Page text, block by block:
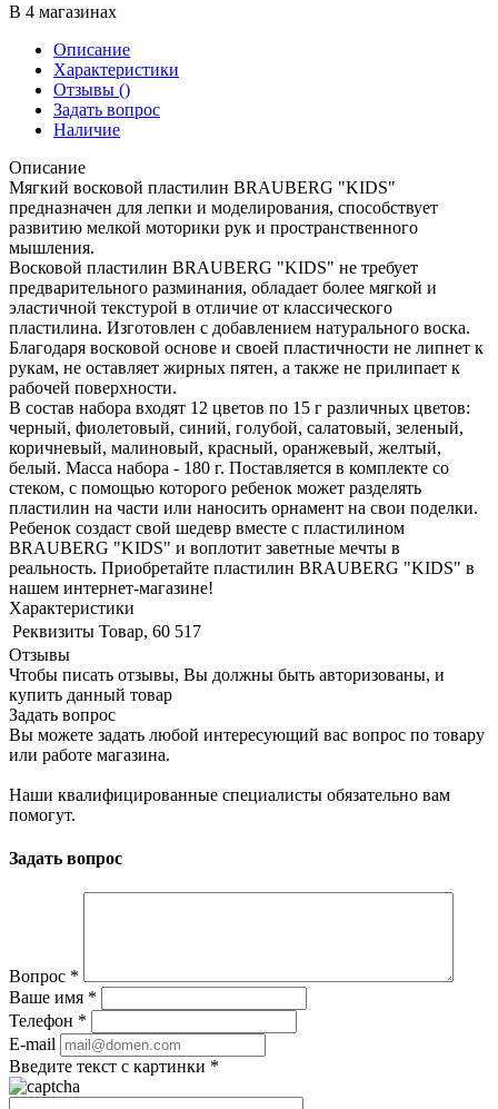
В 4 магазинах
Описание
Характеристики
Отзывы ()
Задать вопрос
Наличие
Описание
Мягкий восковой пластилин BRAUBERG "KIDS"
предназначен для лепки и моделирования, способствует
развитию мелкой моторики рук и пространственного
мышления.
Восковой пластилин BRAUBERG "KIDS" не требует
предварительного разминания, обладает более мягкой и
эластичной текстурой в отличие от классического
пластилина. Изготовлен с добавлением натурального воска.
Благодаря восковой основе и своей пластичности не липнет к
рукам, не оставляет жирных пятен, а также не прилипает к
рабочей поверхности.
В состав набора входят 12 цветов по 15 г различных цветов:
черный, фиолетовый, синий, голубой, салатовый, зеленый,
коричневый, малиновый, красный, оранжевый, желтый,
белый. Масса набора - 180 г. Поставляется в комплекте со
стеком, с помощью которого ребенок может разделять
пластилин на части или наносить орнамент на свои поделки.
Ребенок создаст свой шедевр вместе с пластилином
BRAUBERG "KIDS" и воплотит заветные мечты в
реальность. Приобретайте пластилин BRAUBERG "KIDS" в
нашем интернет-магазине!
Характеристики
Реквизиты Товар, 60 517
Отзывы
Чтобы писать отзывы, Вы должны быть авторизованы, и
купить данный товар
Задать вопрос
Вы можете задать любой интересующий вас вопрос по товару
или работе магазина.
Наши квалифицированные специалисты обязательно вам
помогут.
Задать вопрос
Вопрос *
Ваше имя *
Телефон *
E-mail
Введите текст с картинки *